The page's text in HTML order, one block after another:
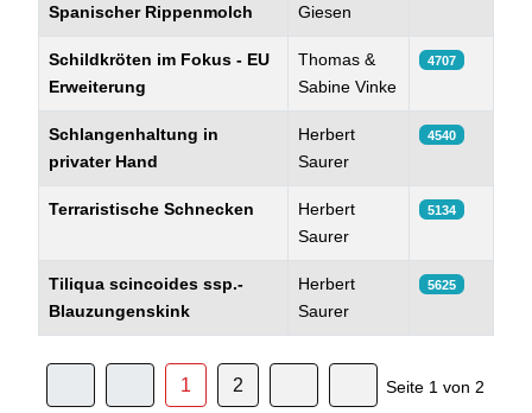
Spanischer Rippenmolch
Giesen
Schildkröten im Fokus - EU
Erweiterung
Thomas &
Sabine Vinke
4707
Schlangenhaltung in
privater Hand
Herbert
Saurer
4540
Terraristische Schnecken
Herbert
Saurer
5134
Tiliqua scincoides ssp.-
Blauzungenskink
Herbert
Saurer
5625
Seite 1 von 2
1 2